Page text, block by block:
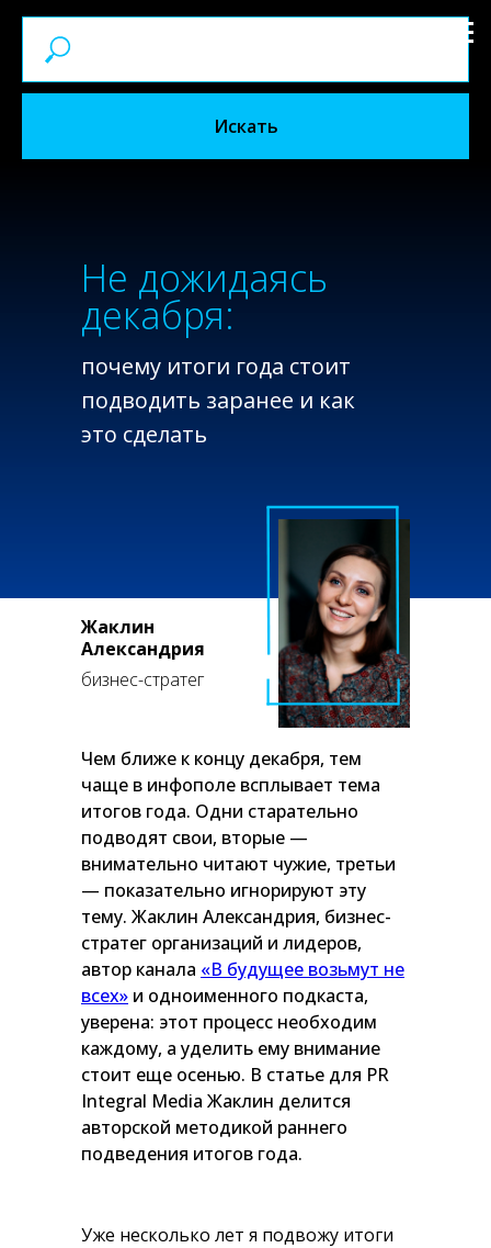
Искать
Не дожидаясь
декабря:
почему итоги года стоит
подводить заранее и как
это сделать
Чем ближе к концу декабря, тем
чаще в инфополе всплывает тема
итогов года. Одни старательно
подводят свои, вторые —
внимательно читают чужие, третьи
— показательно игнорируют эту
тему. Жаклин Александрия, бизнес-
стратег организаций и лидеров,
автор канала «В будущее возьмут не
всех» и одноименного подкаста,
уверена: этот процесс необходим
каждому, а уделить ему внимание
стоит еще осенью. В статье для PR
Integral Media Жаклин делится
авторской методикой раннего
подведения итогов года.
Жаклин
Александрия
бизнес-стратег
Уже несколько лет я подвожу итоги